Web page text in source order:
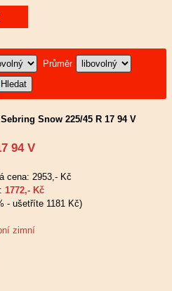
Průměr
Sebring Snow 225/45 R 17 94 V
94 V
cena: 2953,- Kč
1772,- Kč
- ušetříte 1181 Kč)
zimní